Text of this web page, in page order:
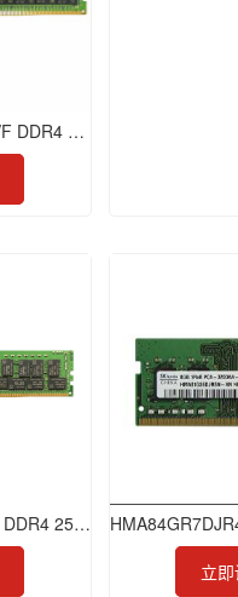
M393A8G40MB2-CVF DDR4 64GB 2933 RDIMM
HMAT14JXSLB189N DDR4 256GB 3200 LRDIMM
立